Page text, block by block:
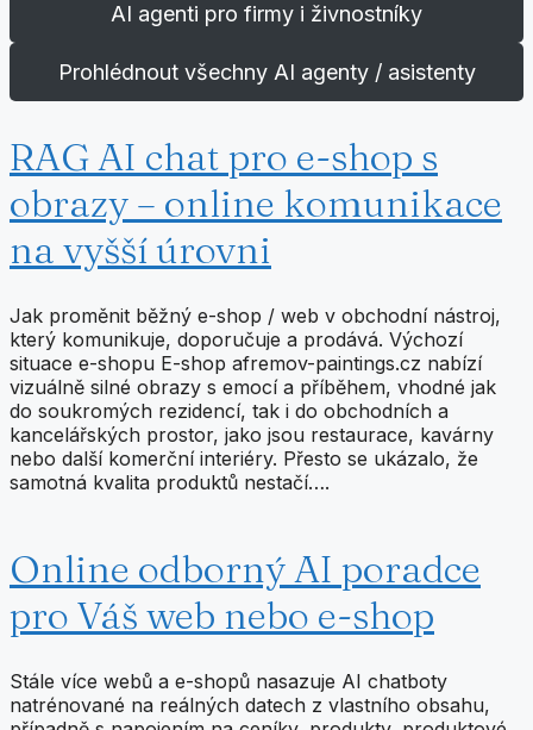
AI agenti pro firmy i živnostníky
Prohlédnout všechny AI agenty / asistenty
RAG AI chat pro e-shop s
obrazy – online komunikace
na vyšší úrovni
Jak proměnit běžný e-shop / web v obchodní nástroj,
který komunikuje, doporučuje a prodává. Výchozí
situace e-shopu E-shop afremov-paintings.cz nabízí
vizuálně silné obrazy s emocí a příběhem, vhodné jak
do soukromých rezidencí, tak i do obchodních a
kancelářských prostor, jako jsou restaurace, kavárny
nebo další komerční interiéry. Přesto se ukázalo, že
samotná kvalita produktů nestačí….
Online odborný AI poradce
pro Váš web nebo e-shop
Stále více webů a e-shopů nasazuje AI chatboty
natrénované na reálných datech z vlastního obsahu,